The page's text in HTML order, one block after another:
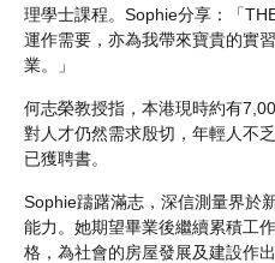
理學士課程。Sophie分享：「
運作需要，亦為我帶來寶貴的實
業。」
何志榮教授指，本港現時約有
對人才仍然需求殷切，年輕人不
已獲聘書。
Sophie躊躇滿志，深信測量界於
能力。她期望畢業後繼續累積工
格，為社會的房屋發展及建設作出